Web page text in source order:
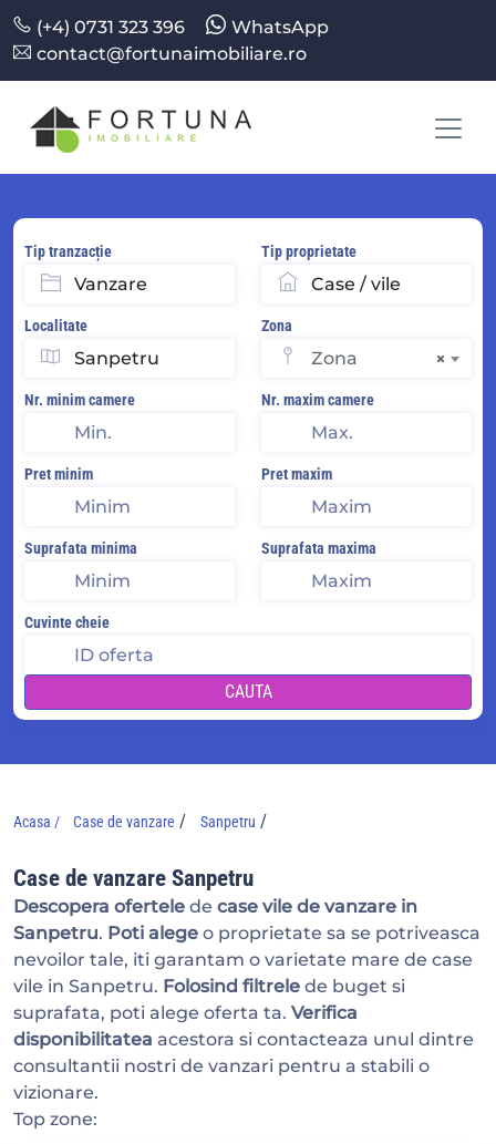
(+4) 0731 323 396
WhatsApp
contact@fortunaimobiliare.ro
Tip tranzacție Tip proprietate
Localitate Zona
×
Zona
Nr. minim camere Nr. maxim camere
Pret minim Pret maxim
Suprafata minima Suprafata maxima
Cuvinte cheie
CAUTA
Acasa / Case de vanzare / Sanpetru /
Case de vanzare Sanpetru
Descopera ofertele de case vile de vanzare in
Sanpetru. Poti alege o proprietate sa se potriveasca
nevoilor tale, iti garantam o varietate mare de case
vile in Sanpetru. Folosind filtrele de buget si
suprafata, poti alege oferta ta. Verifica
disponibilitatea acestora si contacteaza unul dintre
consultantii nostri de vanzari pentru a stabili o
vizionare.
Top zone: